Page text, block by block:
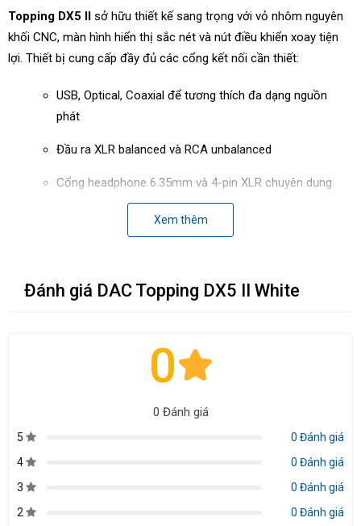
Topping DX5 II sở hữu thiết kế sang trọng với vỏ nhôm nguyên
khối CNC, màn hình hiển thị sắc nét và nút điều khiển xoay tiện
lợi. Thiết bị cung cấp đầy đủ các cổng kết nối cần thiết:
USB, Optical, Coaxial để tương thích đa dạng nguồn
phát
Đầu ra XLR balanced và RCA unbalanced
Cổng headphone 6.35mm và 4-pin XLR chuyên dụng
Điểm cộng lớn là DX5 II có thể hoạt động như một pre-amp cho
dàn loa, hoặc một headamp standalone cho tai nghe trở kháng
Xem thêm
Đánh giá DAC Topping DX5 II White
0
0 Đánh giá
5
0 Đánh giá
4
0 Đánh giá
3
0 Đánh giá
2
0 Đánh giá